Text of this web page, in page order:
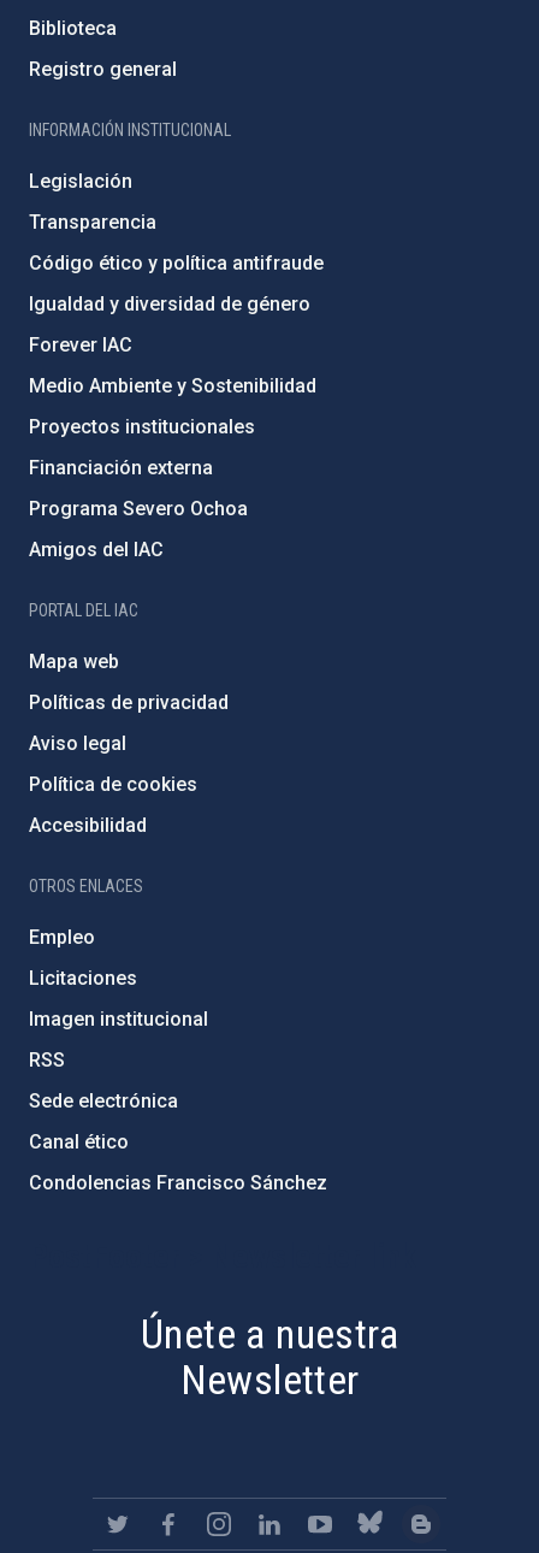
Biblioteca
Registro general
INFORMACIÓN INSTITUCIONAL
Legislación
Transparencia
Código ético y política antifraude
Igualdad y diversidad de género
Forever IAC
Medio Ambiente y Sostenibilidad
Proyectos institucionales
Financiación externa
Programa Severo Ochoa
Amigos del IAC
PORTAL DEL IAC
Mapa web
Políticas de privacidad
Aviso legal
Política de cookies
Accesibilidad
OTROS ENLACES
Empleo
Licitaciones
Imagen institucional
RSS
Sede electrónica
Canal ético
Condolencias Francisco Sánchez
Únete a nuestra
Newsletter